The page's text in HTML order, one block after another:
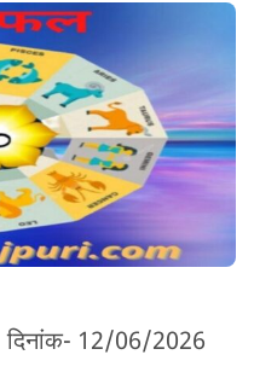
दिनांक- 12/06/2026